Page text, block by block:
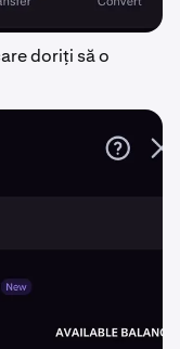
doriți să o